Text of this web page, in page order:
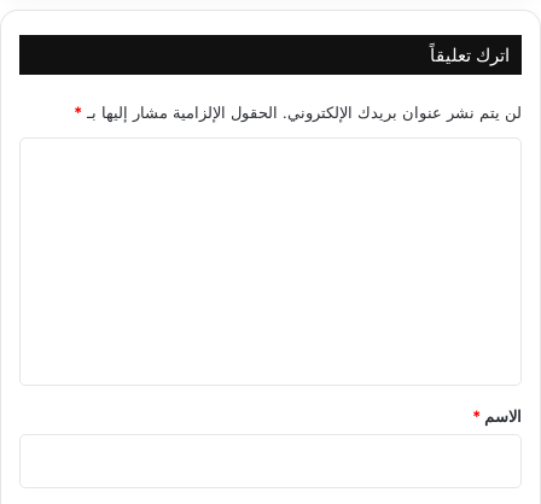
اترك تعليقاً
لن يتم نشر عنوان بريدك الإلكتروني. الحقول الإلزامية مشار إليها بـ *
*
الاسم *